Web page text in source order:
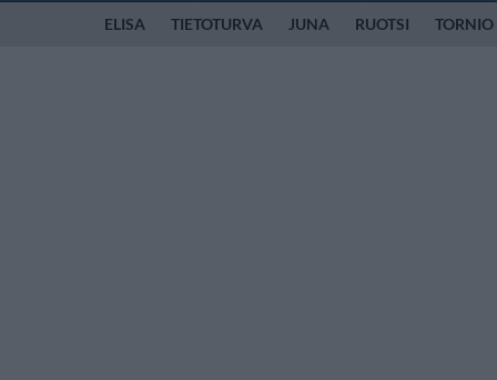
ELISA TIETOTURVA JUNA RUOTSI TORNIO